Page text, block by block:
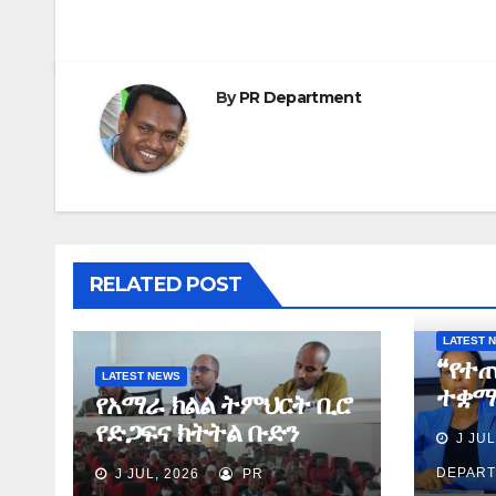
ByPR Department
RELATED POST
LATEST NEWS
የአማራ ክልል ትምህርት ቢሮ
የድጋፍና ክትትል ቡድን
የማጠቃለያ ግብረ መልስ ሰጠ
J JUL, 2026 PR
LATEST
J